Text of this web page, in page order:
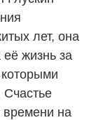
лет, она
жизнь за
на